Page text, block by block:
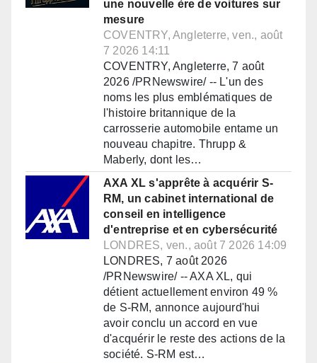
une nouvelle ère de voitures sur
mesure
COVENTRY, Angleterre, ven., août
7 2026 14:11
COVENTRY, Angleterre, 7 août
2026 /PRNewswire/ -- L'un des
noms les plus emblématiques de
l'histoire britannique de la
carrosserie automobile entame un
nouveau chapitre. Thrupp &
Maberly, dont les…
AXA XL s'apprête à acquérir S-
RM, un cabinet international de
conseil en intelligence
d'entreprise et en cybersécurité
LONDRES, ven., août 7 2026 14:09
LONDRES, 7 août 2026
/PRNewswire/ -- AXA XL, qui
détient actuellement environ 49 %
de S-RM, annonce aujourd'hui
avoir conclu un accord en vue
d'acquérir le reste des actions de la
société. S-RM est…